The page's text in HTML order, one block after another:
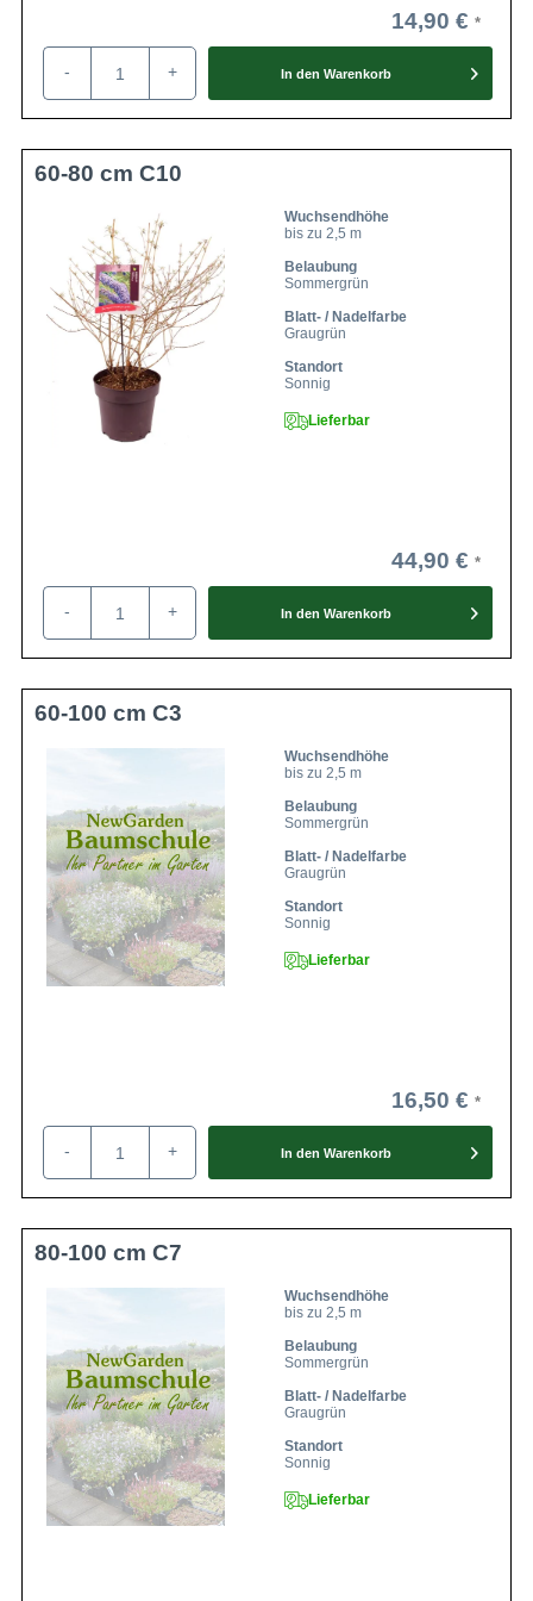
14,90 €
- + In den Warenkorb
60-80 cm C10
Wuchsendhöhe
bis zu 2,5 m
Belaubung
Sommergrün
Blatt- / Nadelfarbe
Graugrün
Standort
Sonnig
Lieferbar
44,90 €
- + In den Warenkorb
60-100 cm C3
Wuchsendhöhe
bis zu 2,5 m
Belaubung
Sommergrün
Blatt- / Nadelfarbe
Graugrün
Standort
Sonnig
Lieferbar
16,50 €
- + In den Warenkorb
80-100 cm C7
Wuchsendhöhe
bis zu 2,5 m
Belaubung
Sommergrün
Blatt- / Nadelfarbe
Graugrün
Standort
Sonnig
Lieferbar